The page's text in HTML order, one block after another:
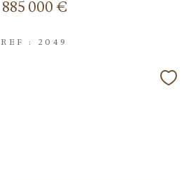
885 000 €
REF : 2049